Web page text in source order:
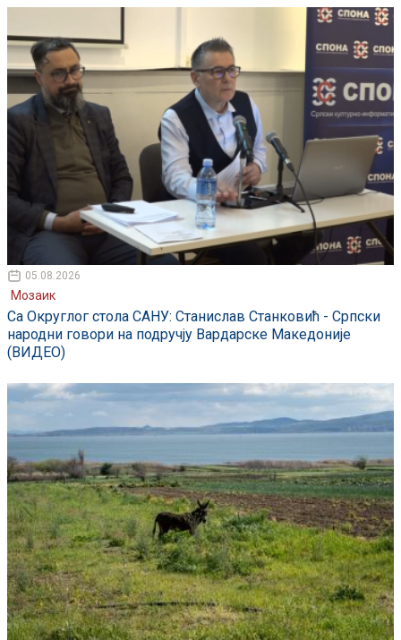
05.08.2026
Мозаик
Са Округлог стола САНУ: Станислав Станковић - Српски
народни говори на подручју Вардарске Македоније
(ВИДЕО)